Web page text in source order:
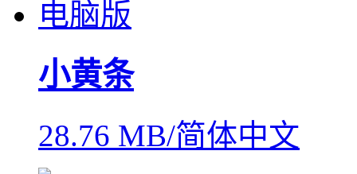
小黄条
28.76 MB/简体中文